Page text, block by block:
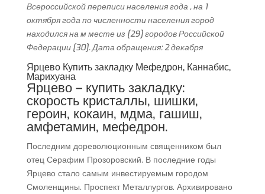
Всероссийской переписи населения года , на 1
октября года по численности населения город
находился на м месте из [29] городов Российской
Федерации [30]. Дата обращения: 2 декабря
Ярцево Купить закладку Мефедрон, Каннабис,
Марихуана
Ярцево – купить закладку:
скорость кристаллы, шишки,
героин, кокаин, мдма, гашиш,
амфетамин, мефедрон.
Последним дореволюционным священником был
отец Серафим Прозоровский. В последние годы
Ярцево стало самым инвестируемым городом
Смоленщины. Проспект Металлургов. Архивировано